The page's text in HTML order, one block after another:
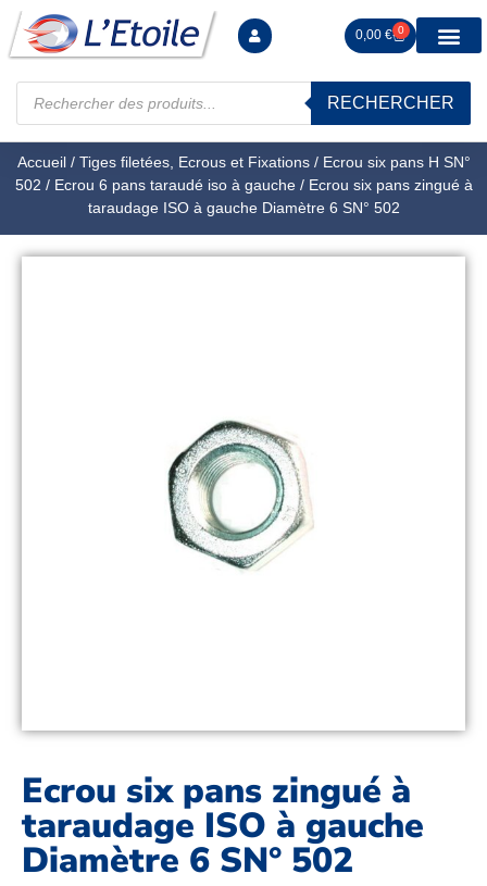
0,00 € 0
RECHERCHER
Accueil/ Tiges filetées, Ecrous et Fixations/ Ecrou six pans H SN°
502 / Ecrou 6 pans taraudé iso à gauche/ Ecrou six pans zingué à
taraudage ISO à gauche Diamètre 6 SN° 502
Ecrou six pans zingué à
taraudage ISO à gauche
Diamètre 6 SN° 502